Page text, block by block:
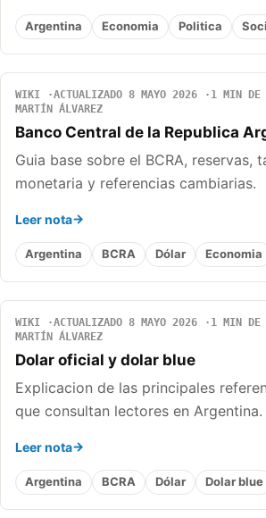
Argentina Economia Politica
WIKI ACTUALIZADO 8 MAYO 2026
1 MIN DE
MARTÍN ÁLVAREZ
Banco Central de la Republica
Guia base sobre el BCRA, reservas,
monetaria y referencias cambiarias.
Leer nota
Argentina BCRA Dólar Economia
WIKI ACTUALIZADO 8 MAYO 2026
1 MIN DE
MARTÍN ÁLVAREZ
Dolar oficial y dolar blue
Explicacion de las principales
que consultan lectores en Argentina.
Leer nota
Argentina BCRA Dólar Dolar blue